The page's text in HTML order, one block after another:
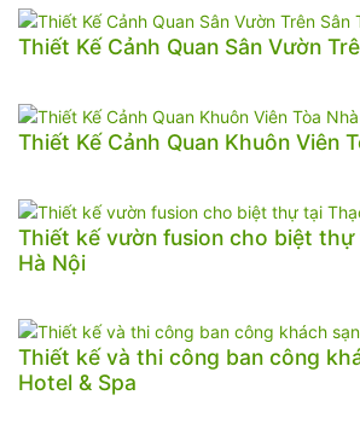
Thiết Kế Cảnh Quan Sân Vườn
Thiết Kế Cảnh Quan Khuôn Viên
Thiết kế vườn fusion cho biệt
Hà Nội
Thiết kế và thi công ban công
Hotel & Spa